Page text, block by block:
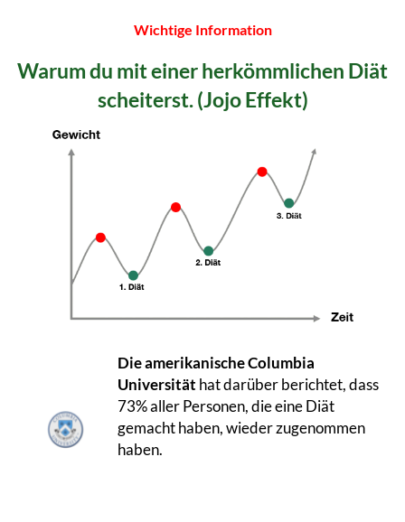
Wichtige Information
Warum du mit einer herkömmlichen Diät
scheiterst. (Jojo Effekt)
Die amerikanische Columbia
Universität hat darüber berichtet, dass
73% aller Personen, die eine Diät
gemacht haben, wieder zugenommen
haben.